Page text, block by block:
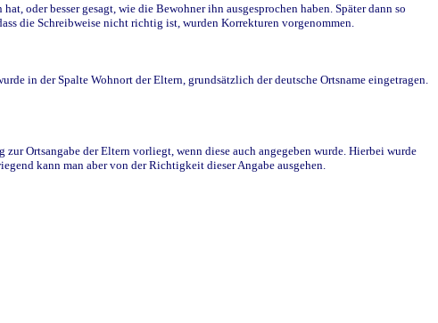
oder besser gesagt, wie die Bewohner ihn ausgesprochen haben. Später dann so
die Schreibweise nicht richtig ist, wurden Korrekturen vorgenommen.
in der Spalte Wohnort der Eltern, grundsätzlich der deutsche Ortsname eingetragen.
Ortsangabe der Eltern vorliegt, wenn diese auch angegeben wurde. Hierbei wurde
kann man aber von der Richtigkeit dieser Angabe ausgehen.